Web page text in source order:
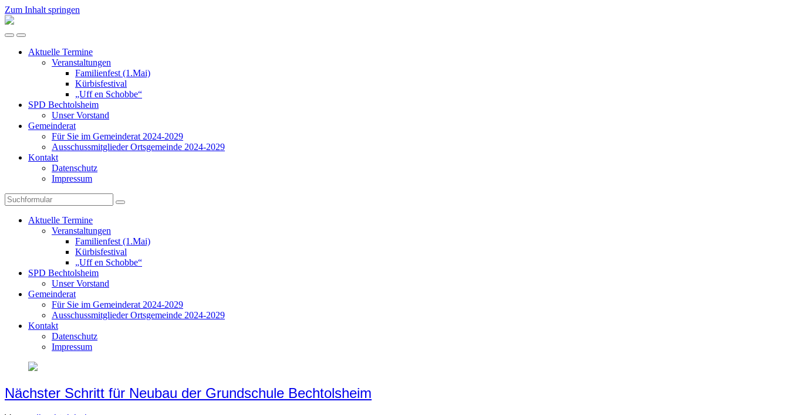
Zum Inhalt springen
SPD
Mobil-
umschalten
Suchfeld
umschalten
Aktuelle Termine
Veranstaltungen
Familienfest (1.Mai)
Kürbisfestival
„Uff en Schobbe“
SPD Bechtolsheim
Unser Vorstand
Gemeinderat
Für Sie im Gemeinderat 2024-2029
Ausschussmitglieder Ortsgemeinde 2024-2029
Kontakt
Datenschutz
Impressum
Suchen
Aktuelle Termine
Veranstaltungen
Familienfest (1.Mai)
Kürbisfestival
„Uff en Schobbe“
SPD Bechtolsheim
Unser Vorstand
Gemeinderat
Für Sie im Gemeinderat 2024-2029
Ausschussmitglieder Ortsgemeinde 2024-2029
Kontakt
Datenschutz
Impressum
Nächster Schritt für Neubau der Grundschule Bechtolsheim